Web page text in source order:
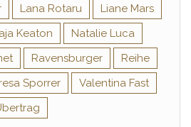
Lana Rotaru
Liane Mars
Keaton
Natalie Luca
Ravensburger
Reihe
Sporrer
Valentina Fast